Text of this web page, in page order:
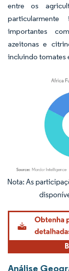
entre os
importantes
azeitonas e
incluindo tomates
Imagem © Mordor
Análise